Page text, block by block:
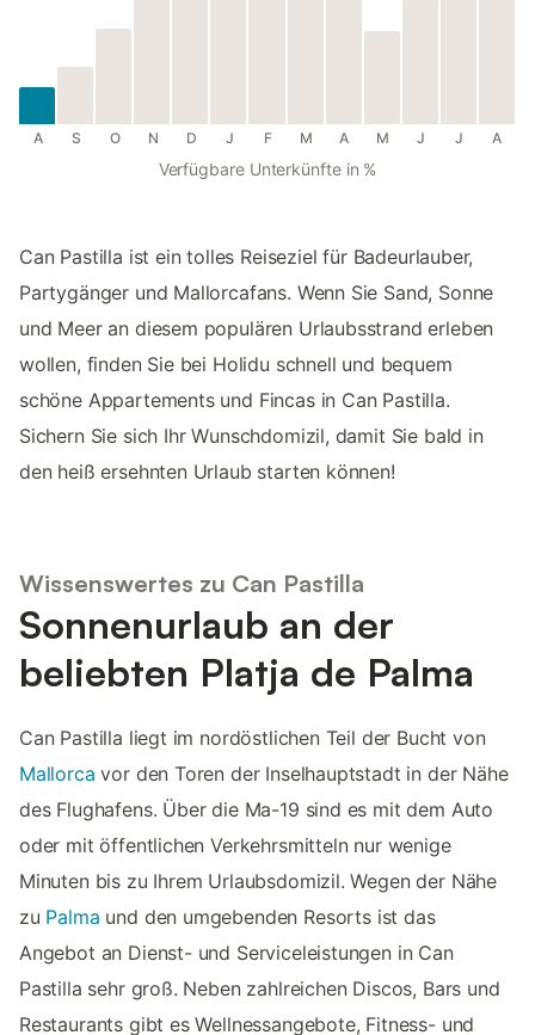
A S O N D J F M A M J J A
Verfügbare Unterkünfte in %
Can Pastilla ist ein tolles Reiseziel für Badeurlauber,
Partygänger und Mallorcafans. Wenn Sie Sand, Sonne
und Meer an diesem populären Urlaubsstrand erleben
wollen, finden Sie bei Holidu schnell und bequem
schöne Appartements und Fincas in Can Pastilla.
Sichern Sie sich Ihr Wunschdomizil, damit Sie bald in
den heiß ersehnten Urlaub starten können!
Wissenswertes zu Can Pastilla
Sonnenurlaub an der
beliebten Platja de Palma
Can Pastilla liegt im nordöstlichen Teil der Bucht von
Mallorca vor den Toren der Inselhauptstadt in der Nähe
des Flughafens. Über die Ma-19 sind es mit dem Auto
oder mit öffentlichen Verkehrsmitteln nur wenige
Minuten bis zu Ihrem Urlaubsdomizil. Wegen der Nähe
zu Palma und den umgebenden Resorts ist das
Angebot an Dienst- und Serviceleistungen in Can
Pastilla sehr groß. Neben zahlreichen Discos, Bars und
Restaurants gibt es Wellnessangebote, Fitness- und